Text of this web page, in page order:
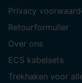
Privacy
Retourformulier
Over ons
ECS kabelsets
Trekhaken voor